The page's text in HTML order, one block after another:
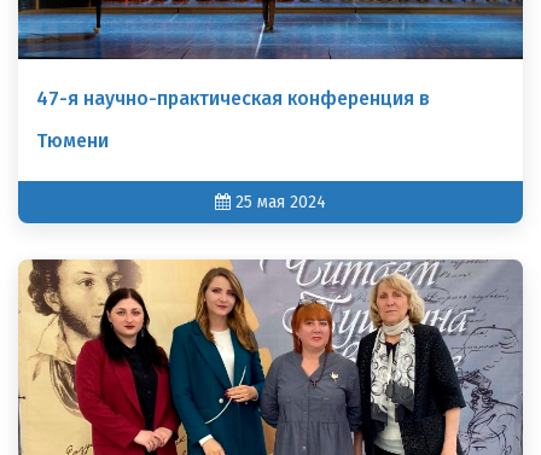
47-я научно-практическая конференция в
Тюмени
25 мая 2024